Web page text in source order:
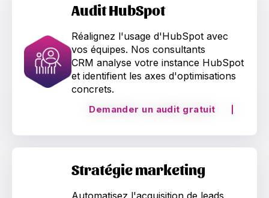
Audit HubSpot
Réalignez l'usage d'HubSpot avec
vos équipes. Nos consultants
CRM analyse votre instance HubSpot
et identifient les axes d'optimisations
concrets.
Demander un audit gratuit
Stratégie marketing
Automatisez l'acquisition de leads